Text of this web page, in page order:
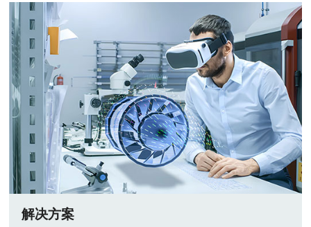
解决方案